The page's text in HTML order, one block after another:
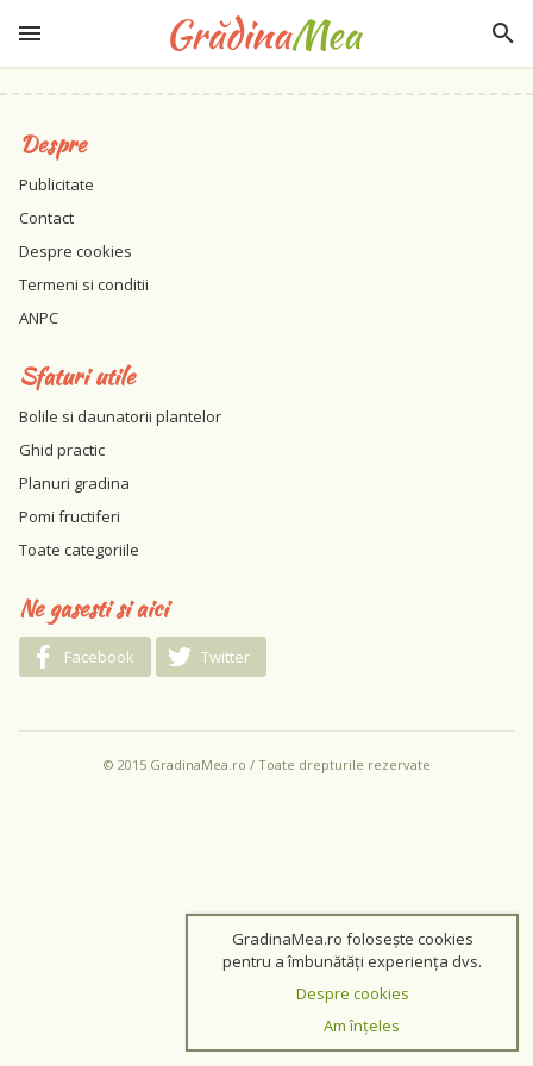
Despre
Publicitate
Contact
Despre cookies
Termeni si conditii
ANPC
Sfaturi utile
Bolile si daunatorii plantelor
Ghid practic
Planuri gradina
Pomi fructiferi
Toate categoriile
Ne gasesti si aici
Facebook Twitter
© 2015 GradinaMea.ro / Toate drepturile rezervate
GradinaMea.ro folosește cookies
pentru a îmbunătăți experiența dvs.
Despre cookies
Am înțeles